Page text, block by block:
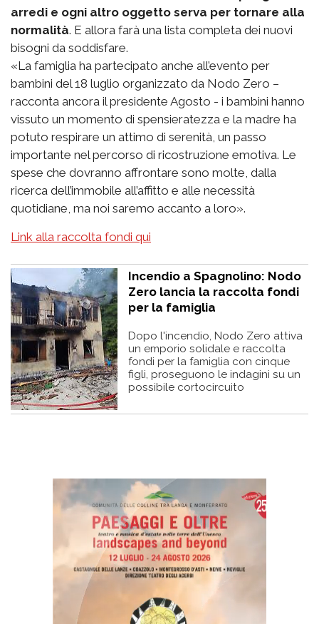
arredi e ogni altro oggetto serva per tornare alla
normalità. E allora farà una lista completa dei nuovi
bisogni da soddisfare.
«La famiglia ha partecipato anche all’evento per
bambini del 18 luglio organizzato da Nodo Zero –
racconta ancora il presidente Agosto - i bambini hanno
vissuto un momento di spensieratezza e la madre ha
potuto respirare un attimo di serenità, un passo
importante nel percorso di ricostruzione emotiva. Le
spese che dovranno affrontare sono molte, dalla
ricerca dell’immobile all’affitto e alle necessità
quotidiane, ma noi saremo accanto a loro».
Link alla raccolta fondi qui
Incendio a Spagnolino: Nodo
Zero lancia la raccolta fondi
per la famiglia
Dopo l'incendio, Nodo Zero attiva
un emporio solidale e raccolta
fondi per la famiglia con cinque
figli, proseguono le indagini su un
possibile cortocircuito